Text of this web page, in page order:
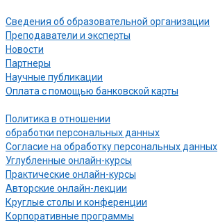
Сведения об образовательной организации
Преподаватели и эксперты
Новости
Партнеры
Научные публикации
Оплата с помощью банковской карты
Политика в отношении
обработки персональных данных
Согласие на обработку персональных данных
Углубленные онлайн-курсы
Практические онлайн-курсы
Авторские онлайн-лекции
Круглые столы и конференции
Корпоративные программы